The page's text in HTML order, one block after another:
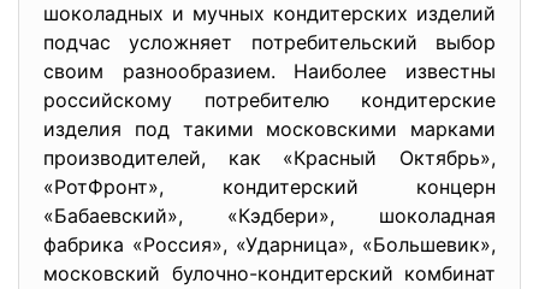
шоколадных и мучных кондитерских изделий
подчас усложняет потребительский выбор
своим разнообразием. Наиболее известны
российскому потребителю кондитерские
изделия под такими московскими марками
производителей, как «Красный Октябрь»,
«РотФронт», кондитерский концерн
«Бабаевский», «Кэдбери», шоколадная
фабрика «Россия», «Ударница», «Большевик»,
московский булочно-кондитерский комбинат